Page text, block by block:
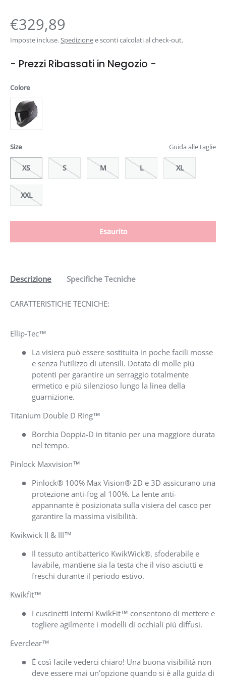
€329,89
Imposte incluse.Spedizionee sconti calcolati al check-out.
- Prezzi Ribassati in Negozio -
Colore
Size Guida alle taglie
XS S M L XL
XXL
Esaurito
Descrizione Specifiche Tecniche
CARATTERISTICHE TECNICHE:
Ellip-Tec™
La visiera può essere sostituita in poche facili mosse
e senza l’utilizzo di utensili. Dotata di molle più
potenti per garantire un serraggio totalmente
ermetico e più silenzioso lungo la linea della
guarnizione.
Titanium Double D Ring™
Borchia Doppia-D in titanio per una maggiore durata
nel tempo.
Pinlock Maxvision™
Pinlock® 100% Max Vision® 2D e 3D assicurano una
protezione anti-fog al 100%. La lente anti-
appannante è posizionata sulla visiera del casco per
garantire la massima visibilità.
Kwikwick II & III™
Il tessuto antibatterico KwikWick®, sfoderabile e
lavabile, mantiene sia la testa che il viso asciutti e
freschi durante il periodo estivo.
Kwikfit™
I cuscinetti interni KwikFit™ consentono di mettere e
togliere agilmente i modelli di occhiali più diffusi.
Everclear™
È così facile vederci chiaro! Una buona visibilità non
deve essere mai un’opzione quando si è alla guida di